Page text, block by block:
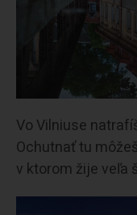
Vo Vilniuse
Ochutnať tu
v ktorom žije veľa